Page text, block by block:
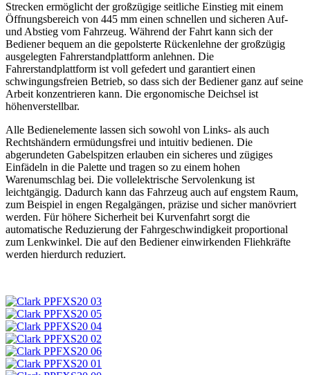
Strecken ermöglicht der großzügige seitliche Einstieg mit einem
Öffnungsbereich von 445 mm einen schnellen und sicheren Auf-
und Abstieg vom Fahrzeug. Während der Fahrt kann sich der
Bediener bequem an die gepolsterte Rückenlehne der großzügig
ausgelegten Fahrerstandplattform anlehnen. Die
Fahrerstandplattform ist voll gefedert und garantiert einen
schwingungsfreien Betrieb, so dass sich der Bediener ganz auf seine
Arbeit konzentrieren kann. Die ergonomische Deichsel ist
höhenverstellbar.
Alle Bedienelemente lassen sich sowohl von Links- als auch
Rechtshändern ermüdungsfrei und intuitiv bedienen. Die
abgerundeten Gabelspitzen erlauben ein sicheres und zügiges
Einfädeln in die Palette und tragen so zu einem hohen
Warenumschlag bei. Die vollelektrische Servolenkung ist
leichtgängig. Dadurch kann das Fahrzeug auch auf engstem Raum,
zum Beispiel in engen Regalgängen, präzise und sicher manövriert
werden. Für höhere Sicherheit bei Kurvenfahrt sorgt die
automatische Reduzierung der Fahrgeschwindigkeit proportional
zum Lenkwinkel. Die auf den Bediener einwirkenden Fliehkräfte
werden hierdurch reduziert.